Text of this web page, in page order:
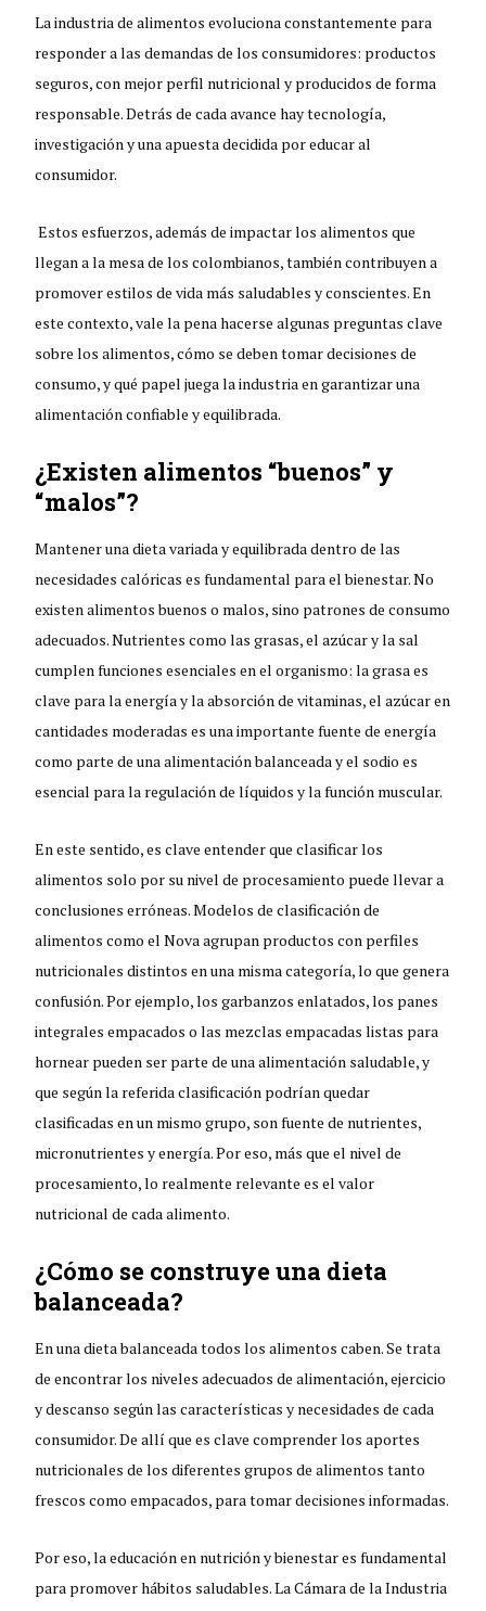
La industria de alimentos evoluciona constantemente para
responder a las demandas de los consumidores: productos
seguros, con mejor perfil nutricional y producidos de forma
responsable. Detrás de cada avance hay tecnología,
investigación y una apuesta decidida por educar al
consumidor.
Estos esfuerzos, además de impactar los alimentos que
llegan a la mesa de los colombianos, también contribuyen a
promover estilos de vida más saludables y conscientes. En
este contexto, vale la pena hacerse algunas preguntas clave
sobre los alimentos, cómo se deben tomar decisiones de
consumo, y qué papel juega la industria en garantizar una
alimentación confiable y equilibrada.
¿Existen alimentos “buenos” y
“malos”?
Mantener una dieta variada y equilibrada dentro de las
necesidades calóricas es fundamental para el bienestar. No
existen alimentos buenos o malos, sino patrones de consumo
adecuados. Nutrientes como las grasas, el azúcar y la sal
cumplen funciones esenciales en el organismo: la grasa es
clave para la energía y la absorción de vitaminas, el azúcar en
cantidades moderadas es una importante fuente de energía
como parte de una alimentación balanceada y el sodio es
esencial para la regulación de líquidos y la función muscular.
En este sentido, es clave entender que clasificar los
alimentos solo por su nivel de procesamiento puede llevar a
conclusiones erróneas. Modelos de clasificación de
alimentos como el Nova agrupan productos con perfiles
nutricionales distintos en una misma categoría, lo que genera
confusión. Por ejemplo, los garbanzos enlatados, los panes
integrales empacados o las mezclas empacadas listas para
hornear pueden ser parte de una alimentación saludable, y
que según la referida clasificación podrían quedar
clasificadas en un mismo grupo, son fuente de nutrientes,
micronutrientes y energía. Por eso, más que el nivel de
procesamiento, lo realmente relevante es el valor
nutricional de cada alimento.
¿Cómo se construye una dieta
balanceada?
En una dieta balanceada todos los alimentos caben. Se trata
de encontrar los niveles adecuados de alimentación, ejercicio
y descanso según las características y necesidades de cada
consumidor. De allí que es clave comprender los aportes
nutricionales de los diferentes grupos de alimentos tanto
frescos como empacados, para tomar decisiones informadas.
Por eso, la educación en nutrición y bienestar es fundamental
para promover hábitos saludables. La Cámara de la Industria